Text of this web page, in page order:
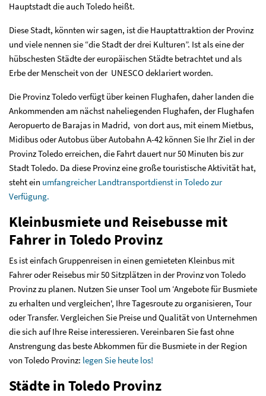
Hauptstadt die auch Toledo heißt.
Diese Stadt, könnten wir sagen, ist die Hauptattraktion der Provinz
und viele nennen sie “die Stadt der drei Kulturen”. Ist als eine der
hübschesten Städte der europäischen Städte betrachtet und als
Erbe der Menscheit von der UNESCO deklariert worden.
Die Provinz Toledo verfügt über keinen Flughafen, daher landen die
Ankommenden am nächst naheliegenden Flughafen, der Flughafen
Aeropuerto de Barajas in Madrid, von dort aus, mit einem Mietbus,
Midibus oder Autobus über Autobahn A-42 können Sie Ihr Ziel in der
Provinz Toledo erreichen, die Fahrt dauert nur 50 Minuten bis zur
Stadt Toledo. Da diese Provinz eine große touristische Aktivität hat,
steht ein umfangreicher Landtransportdienst in Toledo zur
Verfügung.
Kleinbusmiete und Reisebusse mit
Fahrer in Toledo Provinz
Es ist einfach Gruppenreisen in einen gemieteten Kleinbus mit
Fahrer oder Reisebus mir 50 Sitzplätzen in der Provinz von Toledo
Provinz zu planen. Nutzen Sie unser Tool um ‘Angebote für Busmiete
zu erhalten und vergleichen', Ihre Tagesroute zu organisieren, Tour
oder Transfer. Vergleichen Sie Preise und Qualität von Unternehmen
die sich auf Ihre Reise interessieren. Vereinbaren Sie fast ohne
Anstrengung das beste Abkommen für die Busmiete in der Region
von Toledo Provinz: legen Sie heute los!
Städte in Toledo Provinz